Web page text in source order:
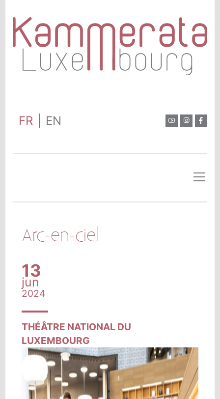
FR EN
Arc-en-ciel
13
jun
2024
THÉÂTRE NATIONAL DU
LUXEMBOURG